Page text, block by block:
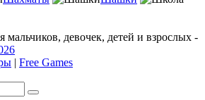
мальчиков, девочек, детей и взрослых -
| Free Games